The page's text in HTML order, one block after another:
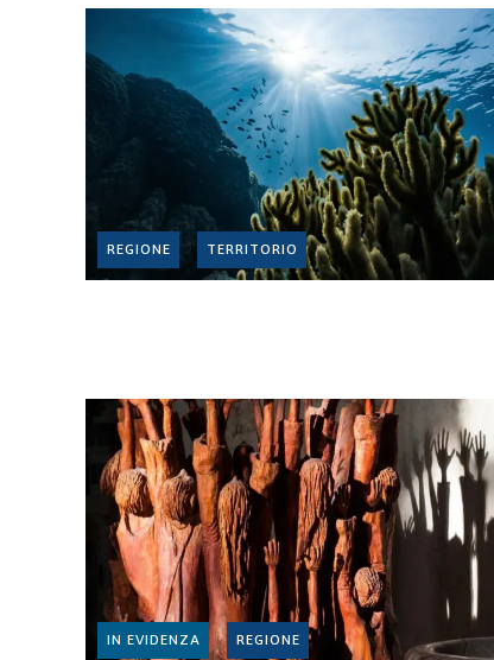
REGIONE TERRITORIO
IN EVIDENZA REGIONE